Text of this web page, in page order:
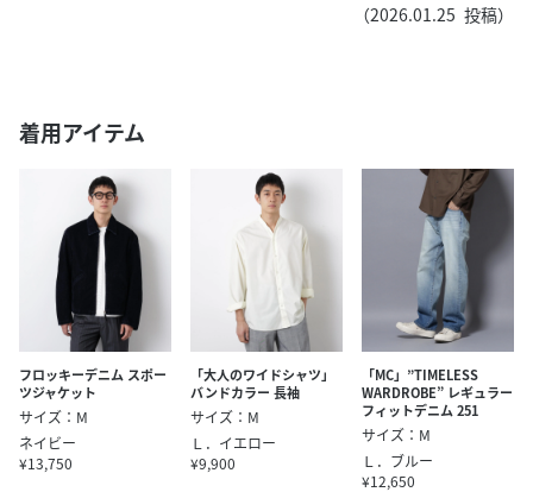
（2026.01.25 投稿）
着用アイテム
フロッキーデニム スポー
ツジャケット
サイズ：M
ネイビー
¥13,750
「大人のワイドシャツ」
バンドカラー 長袖
サイズ：M
Ｌ．イエロー
¥9,900
「MC」”TIMELESS
WARDROBE” レギュラー
フィットデニム 251
サイズ：M
Ｌ．ブルー
¥12,650